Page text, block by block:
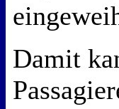
Damit